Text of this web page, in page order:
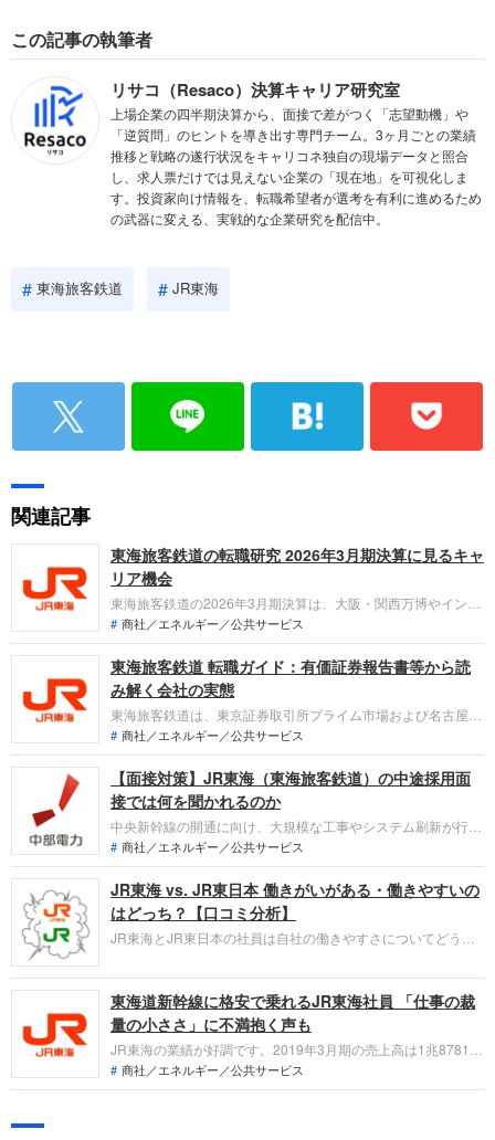
この記事の執筆者
リサコ（Resaco）決算キャリア研究室
上場企業の四半期決算から、面接で差がつく「志望動機」や
「逆質問」のヒントを導き出す専門チーム。3ヶ月ごとの業績
推移と戦略の遂行状況をキャリコネ独自の現場データと照合
し、求人票だけでは見えない企業の「現在地」を可視化しま
す。投資家向け情報を、転職希望者が選考を有利に進めるため
の武器に変える、実戦的な企業研究を配信中。
東海旅客鉄道 JR東海
関連記事
東海旅客鉄道の転職研究 2026年3月期決算に見るキャ
リア機会
東海旅客鉄道の2026年3月期決算は、大阪・関西万博やインバ
ウンドが牽引し売上高2兆円を突破。一方で次期はコスト増に
よる減収減益を予想し、定常コスト800億円削減の業務改革や
中央新幹線のプロジェクト管理強化を急ぎます。「なぜ今東海
旅客鉄道なのか」を整理し、転職者がどの事業で、どんな役割
を担えるのかを解説します。
商社／エネルギー／公共サービス
東海旅客鉄道 転職ガイド：有価証券報告書等から読
み解く会社の実態
東海旅客鉄道は、東京証券取引所プライム市場および名古屋証
券取引所プレミア市場に上場する鉄道事業者です。日本の大動
脈である東海道新幹線と東海地域の在来線を運営する運輸業を
中核に、流通業や不動産業も展開しています。直近の連結業績
は、輸送需要の回復等を背景に増収増益となり、好調に推移し
ています。
商社／エネルギー／公共サービス
【面接対策】JR東海（東海旅客鉄道）の中途採用面
接では何を聞かれるのか
中央新幹線の開通に向け、大規模な工事やシステム刷新が行わ
れている、JR東海への転職。リニアの仕事に関わりたくて就
職を希望する人も増えています。中途採用では募集職種は限ら
れるものの、即戦力として、一緒に働く仲間として合格を掴ん
だ人も存在しています。事前にしっかり対策しておきましょ
う。
商社／エネルギー／公共サービス
JR東海 vs. JR東日本 働きがいがある・働きやすいの
はどっち？【口コミ分析】
JR東海とJR東日本の社員は自社の働きやすさについてどう感
口コミ投稿者の主観による点数付けと、投稿された口コミから
読み取れる本質的な満足度の分析を通じて企業を評価します。
東海道新幹線に格安で乗れるJR東海社員 「仕事の裁
量の小ささ」に不満抱く声も
JR東海の業績が好調です。2019年3月期の売上高は1兆8781億
円で、前期比3.1％増。JR東日本の3兆20億円には及びません
が、営業利益は7097億円と、JR東日本の4848億円を大きく上
商社／エネルギー／公共サービス